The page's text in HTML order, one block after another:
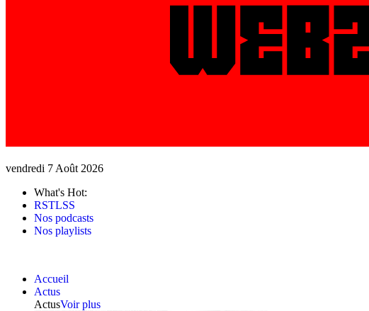
vendredi 7 Août 2026
What's Hot:
RSTLSS
Nos podcasts
Nos playlists
Accueil
Actus
ActusVoir plus